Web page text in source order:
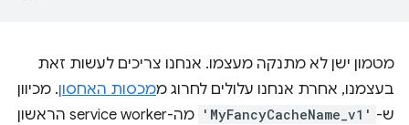
מטמון ישן לא מתנקה מעצמו. אנחנו צריכים לעשות זאת
בעצמנו, אחרת אנחנו עלולים לחרוג ממכסות האחסון. מכיוון
ש- 'MyFancyCacheName_v1'
מה-service worker הראשון